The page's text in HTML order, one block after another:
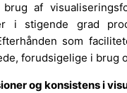
af
i stigende grad
som
forudsigelige i brug
og konsistens i